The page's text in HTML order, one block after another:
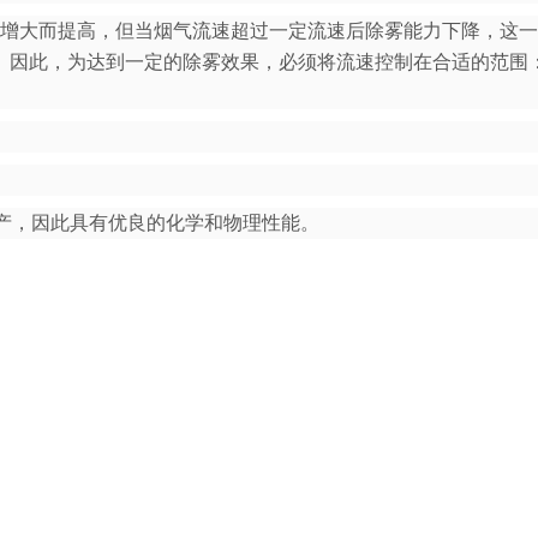
而提高，但当烟气流速超过一定流速后除雾能力下降，这
此，为达到一定的除雾效果，必须将流速控制在合适的范
因此具有优良的化学和物理性能。